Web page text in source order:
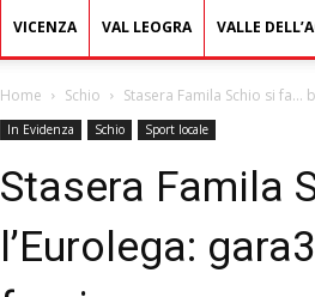
VICENZA VAL LEOGRA VALLE
Home Schio Stasera Famila Schio si fa…
In Evidenza Schio Sport locale
Stasera Famila
l’Eurolega: